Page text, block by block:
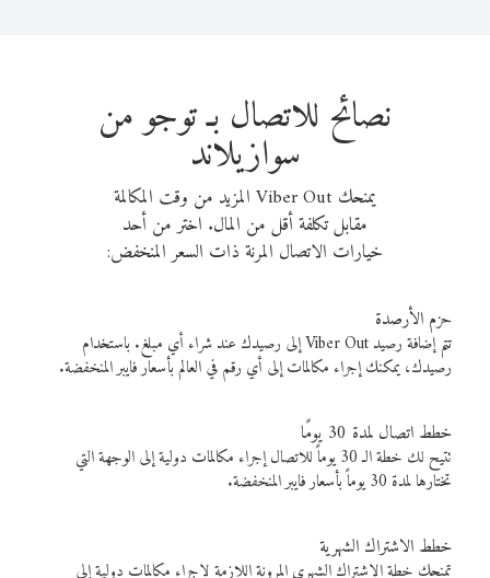
نصائح للاتصال بـ توجو من
سوازيلاند
يمنحك Viber Out المزيد من وقت المكالمة
مقابل تكلفة أقل من المال. اختر من أحد
خيارات الاتصال المرنة ذات السعر المنخفض:
حزم الأرصدة
تتم إضافة رصيد Viber Out إلى رصيدك عند شراء أي مبلغ. باستخدام
رصيدك، يمكنك إجراء مكالمات إلى أي رقم في العالم بأسعار فايبر المنخفضة.
خطط اتصال لمدة 30 يومًا
تتيح لك خطة الـ 30 يوماً للاتصال إجراء مكالمات دولية إلى الوجهة التي
تختارها لمدة 30 يوماً بأسعار فايبر المنخفضة.
خطط الاشتراك الشهرية
تمنحك خطة الاشتراك الشهري المرونة اللازمة لإجراء مكالمات دولية إلى